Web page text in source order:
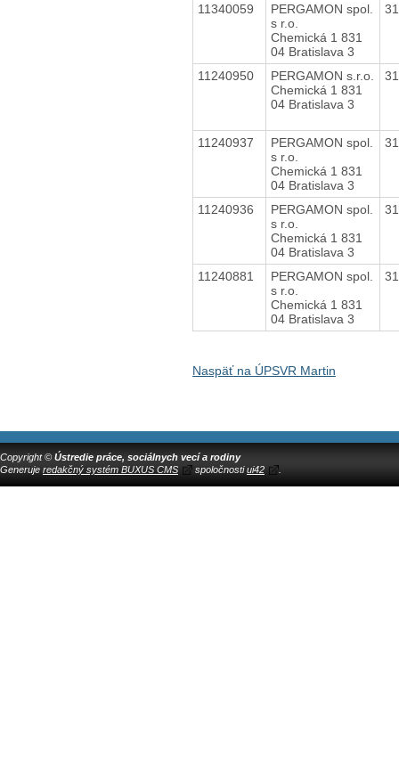
11340059
PERGAMON spol.
s r.o.
Chemická 1 831
04 Bratislava 3
11240950
PERGAMON s.r.o.
Chemická 1 831
04 Bratislava 3
11240937
PERGAMON spol.
s r.o.
Chemická 1 831
04 Bratislava 3
11240936
PERGAMON spol.
s r.o.
Chemická 1 831
04 Bratislava 3
11240881
PERGAMON spol.
s r.o.
Chemická 1 831
04 Bratislava 3
Naspäť na ÚPSVR Martin
Copyright © Ústredie práce, sociálnych vecí a rodiny
Generuje redakčný systém BUXUS CMS spoločnostiui42